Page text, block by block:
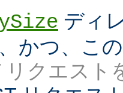
ディ
かつ、こ
リクエスト